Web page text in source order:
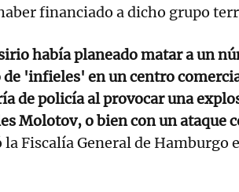
financiado a dicho grupo
había planeado matar a un
'infieles' en un centro
de policía al provocar una
Molotov, o bien con un ataque
Fiscalía General de Hamburgo